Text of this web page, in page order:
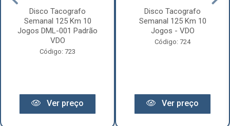
Disco Tacografo
Semanal 125 Km 10
Jogos DML-001 Padrão
VDO
Código: 723
Ver preço
Disco Tacografo
Semanal 125 Km 10
Jogos - VDO
Código: 724
Ver preço